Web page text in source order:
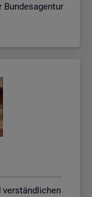
Bundesagentur
verständlichen